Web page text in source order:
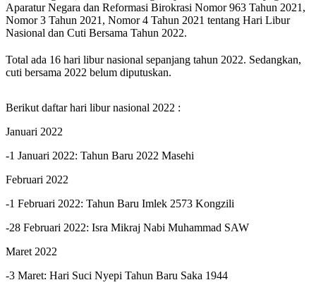
Aparatur Negara dan Reformasi Birokrasi Nomor 963 Tahun 2021,
Nomor 3 Tahun 2021, Nomor 4 Tahun 2021 tentang Hari Libur
Nasional dan Cuti Bersama Tahun 2022.
Total ada 16 hari libur nasional sepanjang tahun 2022. Sedangkan,
cuti bersama 2022 belum diputuskan.
Berikut daftar hari libur nasional 2022 :
Januari 2022
-1 Januari 2022: Tahun Baru 2022 Masehi
Februari 2022
-1 Februari 2022: Tahun Baru Imlek 2573 Kongzili
-28 Februari 2022: Isra Mikraj Nabi Muhammad SAW
Maret 2022
-3 Maret: Hari Suci Nyepi Tahun Baru Saka 1944